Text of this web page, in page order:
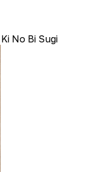
Ki No Bi Sugi